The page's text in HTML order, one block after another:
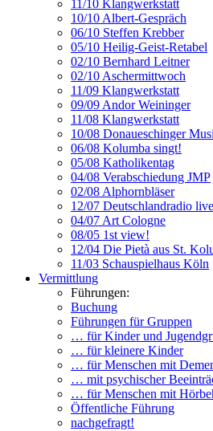
11/10 Klangwerkstatt
10/10 Albert-Gespräch
06/10 Steffen Krebber
05/10 Heilig-Geist-Retabel
02/10 Bernhard Leitner
02/10 Aschermittwoch
11/09 Klangwerkstatt
09/09 Andor Weininger
11/08 Klangwerkstatt
10/08 Donaueschinger
06/08 Kolumba singt!
05/08 Katholikentag
04/08 Verabschiedung JMP
02/08 Alphornbläser
12/07 Deutschlandradio live
04/07 Art Cologne
08/05 1st view!
12/04 Die Pietà aus St.
11/03 Schauspielhaus Köln
Vermittlung
Führungen:
Buchung
Führungen für Gruppen
… für Kinder und
… für kleinere Kinder
… für Menschen mit
… mit psychischer
… für Menschen mit
Öffentliche Führung
nachgefragt!